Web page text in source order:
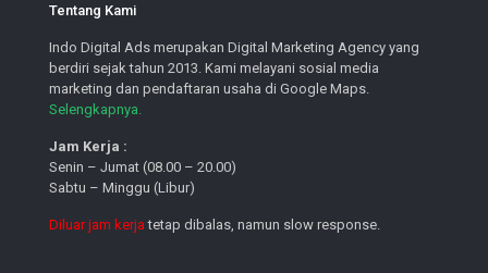
Tentang Kami
Indo Digital Ads merupakan Digital Marketing Agency yang
berdiri sejak tahun 2013. Kami melayani sosial media
marketing dan pendaftaran usaha di Google Maps.
Selengkapnya.
Jam Kerja :
Senin – Jumat (08.00 – 20.00)
Sabtu – Minggu (Libur)
Diluar jam kerja tetap dibalas, namun slow response.